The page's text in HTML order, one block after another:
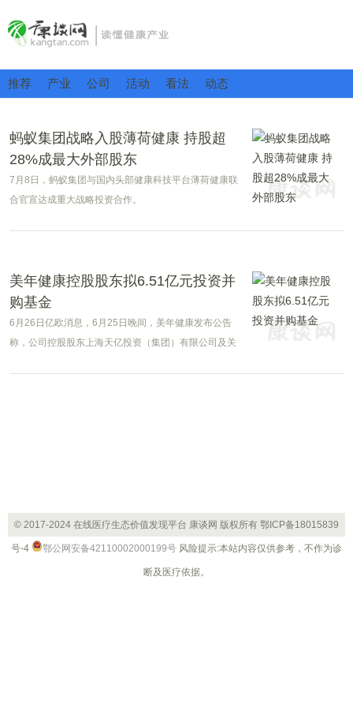
推荐 产业 公司 活动 看法 动态
蚂蚁集团战略入股薄荷健康 持股超
28%成最大外部股东
7月8日，蚂蚁集团与国内头部健康科技平台薄荷健康联
合官宣达成重大战略投资合作。
美年健康控股股东拟6.51亿元投资并
购基金
6月26日亿欧消息，6月25日晚间，美年健康发布公告
称，公司控股股东上海天亿投资（集团）有限公司及关
26.02亿
© 2017-2024 在线医疗生态价值发现平台 康谈网 版权所有 鄂ICP备18015839
号-4 鄂公网安备42110002000199号 风险提示:本站内容仅供参考，不作为诊
断及医疗依据。